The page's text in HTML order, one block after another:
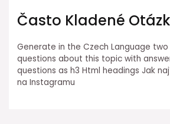
Často Kladené
Generate in the Czech Language
questions about this topic with
questions as h3 Html headings Jak
na Instagramu